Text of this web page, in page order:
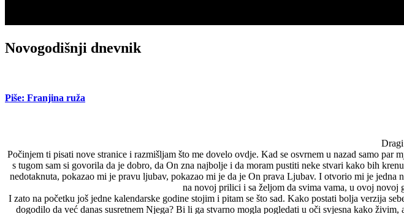
Novogodišnji dnevnik
Piše: Franjina ruža
Počinjem ti pisati nove stranice i razmišljam što me dovelo ovdje. Kad se osvrnem u nazad samo
s tugom sam si govorila da je dobro, da On zna najbolje i da moram pustiti neke stvari kako bih
nedotaknuta, pokazao mi je pravu ljubav, pokazao mi je da je On prava Ljubav. I otvorio mi je
na novoj prilici i sa željom da svima vama, u ovoj
I zato na početku još jedne kalendarske godine stojim i pitam se što sad. Kako postati bolja verzija
dogodilo da već danas susretnem Njega? Bi li ga stvarno mogla pogledati u oči svjesna kako